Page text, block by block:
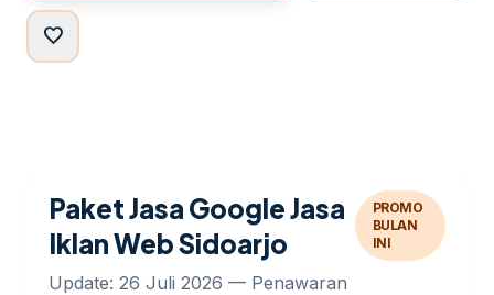
favorite
Paket Jasa Google Jasa
Iklan Web Sidoarjo
Update: 26 Juli 2026 — Penawaran
PROMO
BULAN
INI